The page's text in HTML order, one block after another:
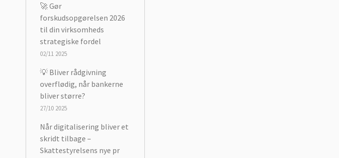
🚀 Gør
forskudsopgørelsen 2026
til din virksomheds
strategiske fordel
02/11 2025
💡 Bliver rådgivning
overflødig, når bankerne
bliver større?
27/10 2025
Når digitalisering bliver et
skridt tilbage –
Skattestyrelsens nye pr